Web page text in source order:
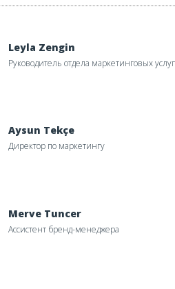
Leyla Zengin
Руководитель отдела маркетинговых услуг
Aysun Tekçe
Директор по маркетингу
Merve Tuncer
Ассистент бренд-менеджера
новые рейсы Wizz